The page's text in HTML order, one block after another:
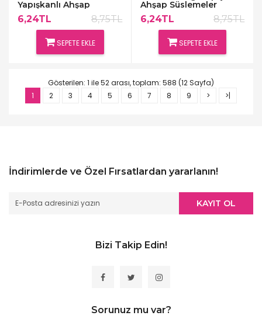
Yapışkanlı Ahşap
Süslemeler
6,24TL 8,75TL
SEPETE EKLE
Ahşap Süslemeler
6,24TL 8,75TL
SEPETE EKLE
Gösterilen: 1 ile 52 arası, toplam: 588 (12 Sayfa)
1
2 3 4 5 6 7 8 9 > >|
İndirimlerde ve Özel Fırsatlardan yararlanın!
KAYIT OL
Bizi Takip Edin!
Sorunuz mu var?